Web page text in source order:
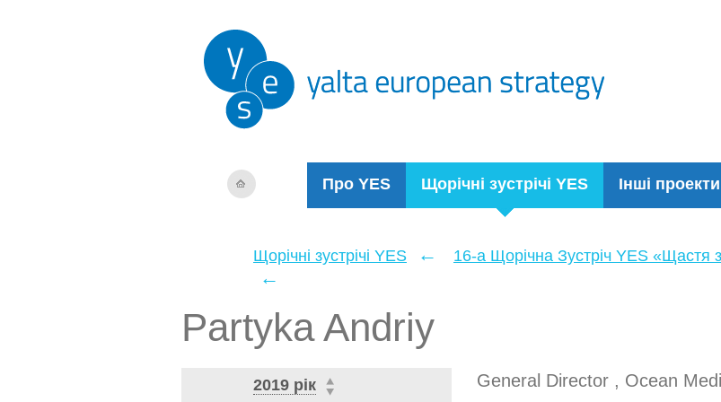
Про YES Щорічні зустрічі YES Інші проекти
Щорічні зустрічі YES ← 16-а Щорічна Зустріч YES «Щастя
←
Partyka Andriy
2019 рік General Director , Ocean